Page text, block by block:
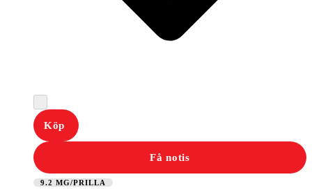
Köp
Få notis
9.2 MG/PRILLA